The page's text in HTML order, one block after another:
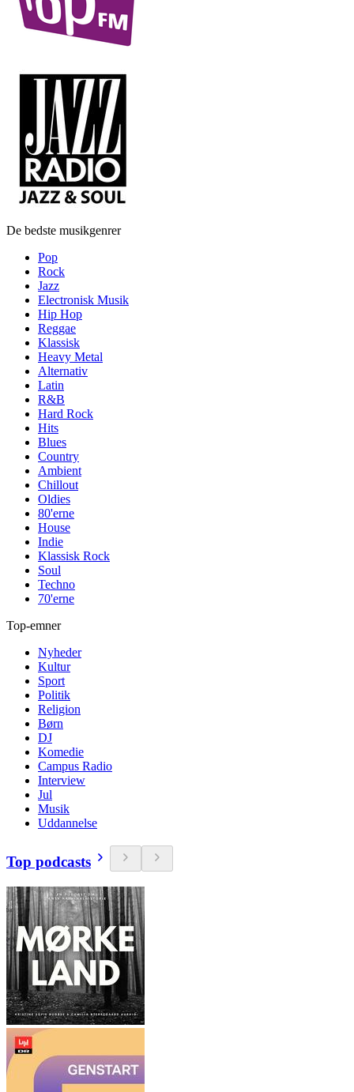
De bedste musikgenrer
Pop
Rock
Jazz
Electronisk Musik
Hip Hop
Reggae
Klassisk
Heavy Metal
Alternativ
Latin
R&B
Hard Rock
Hits
Blues
Country
Ambient
Chillout
Oldies
80'erne
House
Indie
Klassisk Rock
Soul
Techno
70'erne
Top-emner
Nyheder
Kultur
Sport
Politik
Religion
Børn
DJ
Komedie
Campus Radio
Interview
Jul
Musik
Uddannelse
Top podcasts